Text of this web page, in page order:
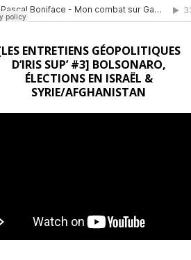
ENTRETIENS GÉOPOLITIQUES
D’IRIS SUP’ #3] BOLSONARO,
ÉLECTIONS EN ISRAËL &
SYRIE/AFGHANISTAN